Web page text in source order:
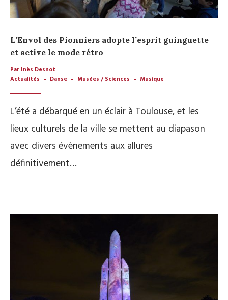
L’Envol des Pionniers adopte l’esprit guinguette
et active le mode rétro
Par Inès Desnot
Actualités
Danse Musées / Sciences Musique
L’été a débarqué en un éclair à Toulouse, et les
lieux culturels de la ville se mettent au diapason
avec divers évènements aux allures
définitivement…